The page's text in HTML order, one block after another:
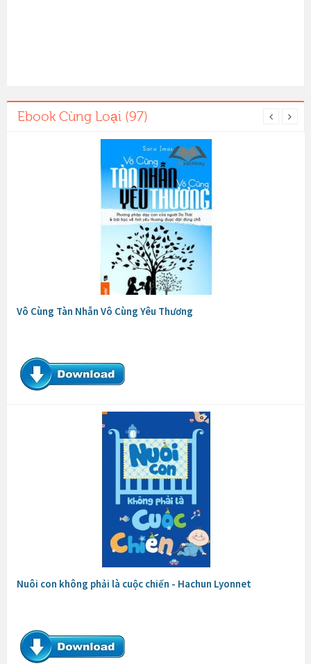
Ebook Cùng Loại (97)
Vô Cùng Tàn Nhẫn Vô Cùng Yêu Thương
Nuôi con không phải là cuộc chiến - Hachun Lyonnet